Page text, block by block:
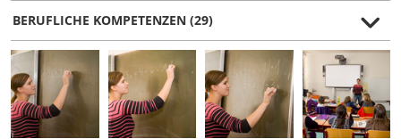
BERUFLICHE KOMPETENZEN (29)